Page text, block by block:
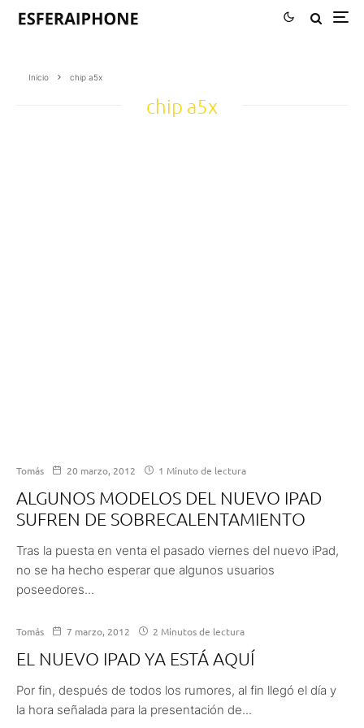
Inicio chip a5x
chip a5x
Tomás 20 marzo, 2012 1 Minuto de lectura
ALGUNOS MODELOS DEL NUEVO IPAD
SUFREN DE SOBRECALENTAMIENTO
Tras la puesta en venta el pasado viernes del nuevo iPad,
no se ha hecho esperar que algunos usuarios
poseedores...
Tomás 7 marzo, 2012 2 Minutos de lectura
EL NUEVO IPAD YA ESTÁ AQUÍ
Por fin, después de todos los rumores, al fin llegó el día y
la hora señalada para la presentación de...